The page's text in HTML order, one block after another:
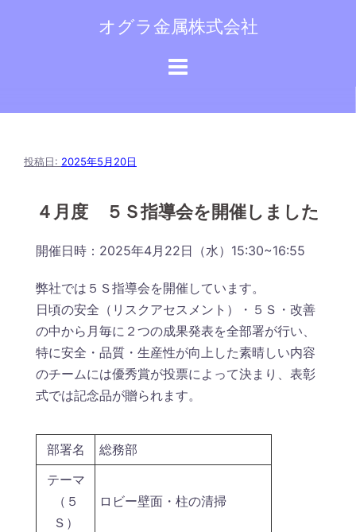
へ
オグラ金属株式会社
投稿日: 2025年5月20日
４月度 ５Ｓ指導会を開催しました
開催日時：2025年4月22日（水）15:30~16:55
弊社では５Ｓ指導会を開催しています。
日頃の安全（リスクアセスメント）・５Ｓ・改善
の中から月毎に２つの成果発表を全部署が行い、
特に安全・品質・生産性が向上した素晴しい内容
のチームには優秀賞が投票によって決まり、表彰
式では記念品が贈られます。
部署名
総務部
テーマ
（５
Ｓ）
ロビー壁面・柱の清掃